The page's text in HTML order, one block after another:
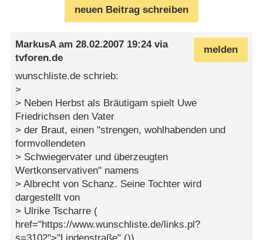
neuen Beitrag schreiben
melden
MarkusAam28.02.2007 19:24via
tvforen.de
wunschliste.de schrieb:
>
> Neben Herbst als Bräutigam spielt Uwe
Friedrichsen den Vater
> der Braut, einen "strengen, wohlhabenden und
formvollendeten
> Schwiegervater und überzeugten
Wertkonservativen" namens
> Albrecht von Schanz. Seine Tochter wird
dargestellt von
> Ulrike Tscharre (
href="https://www.wunschliste.de/links.pl?